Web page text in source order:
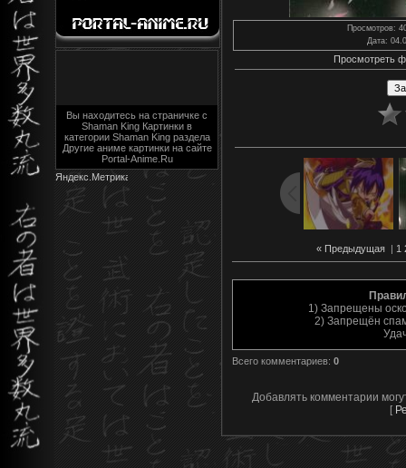
Вы находитесь на страничке с
Shaman King Картинки в
категории Shaman King раздела
Другие аниме картинки на сайте
Portal-Anime.Ru
Просмотров:
Дата:
Просмотреть
« Предыдущая| 1
1) Запрещены
2) Запрещён
Всего комментариев: 0
Добавлять комментарии
[